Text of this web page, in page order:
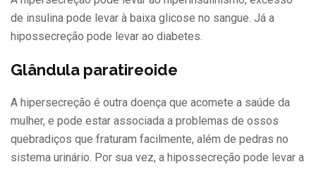
de insulina pode levar à baixa glicose no sangue. Já a
hipossecreção pode levar ao diabetes.
Glândula paratireoide
A hipersecreção é outra doença que acomete a saúde da
mulher, e pode estar associada a problemas de ossos
quebradiços que fraturam facilmente, além de pedras no
sistema urinário. Por sua vez, a hipossecreção pode levar a